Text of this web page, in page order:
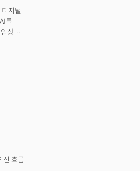
지털
를
상
대의
이
어할
신 흐름